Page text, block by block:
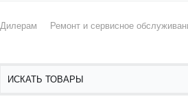
Дилерам Ремонт и сервисное